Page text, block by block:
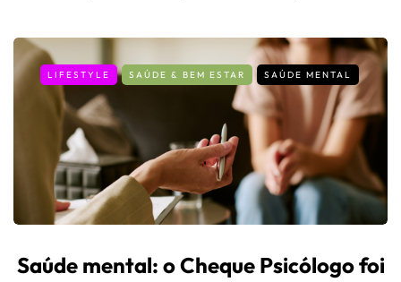
LIFESTYLE SAÚDE & BEM ESTAR SAÚDE MENTAL
Saúde mental: o Cheque Psicólogo foi